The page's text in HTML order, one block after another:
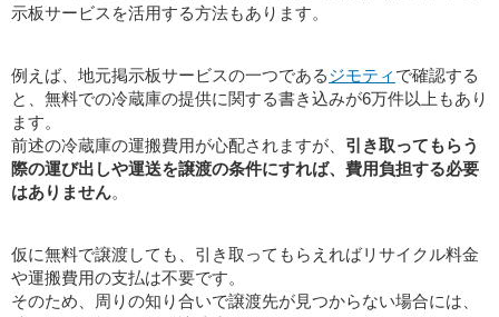
示板サービスを活用する方法もあります。
例えば、地元掲示板サービスの一つであるジモティ で確認する
と、無料での冷蔵庫の提供に関する書き込みが6万件以上もあり
ます。
前述の冷蔵庫の運搬費用が心配されますが、 引き取ってもらう
際の運び出しや運送を譲渡の条件にすれば、費用負担する必要
はありません。
仮に無料で譲渡しても、引き取ってもらえればリサイクル料金
や運搬費用の支払は不要です。
そのため、周りの知り合いで譲渡先が見つからない場合には、